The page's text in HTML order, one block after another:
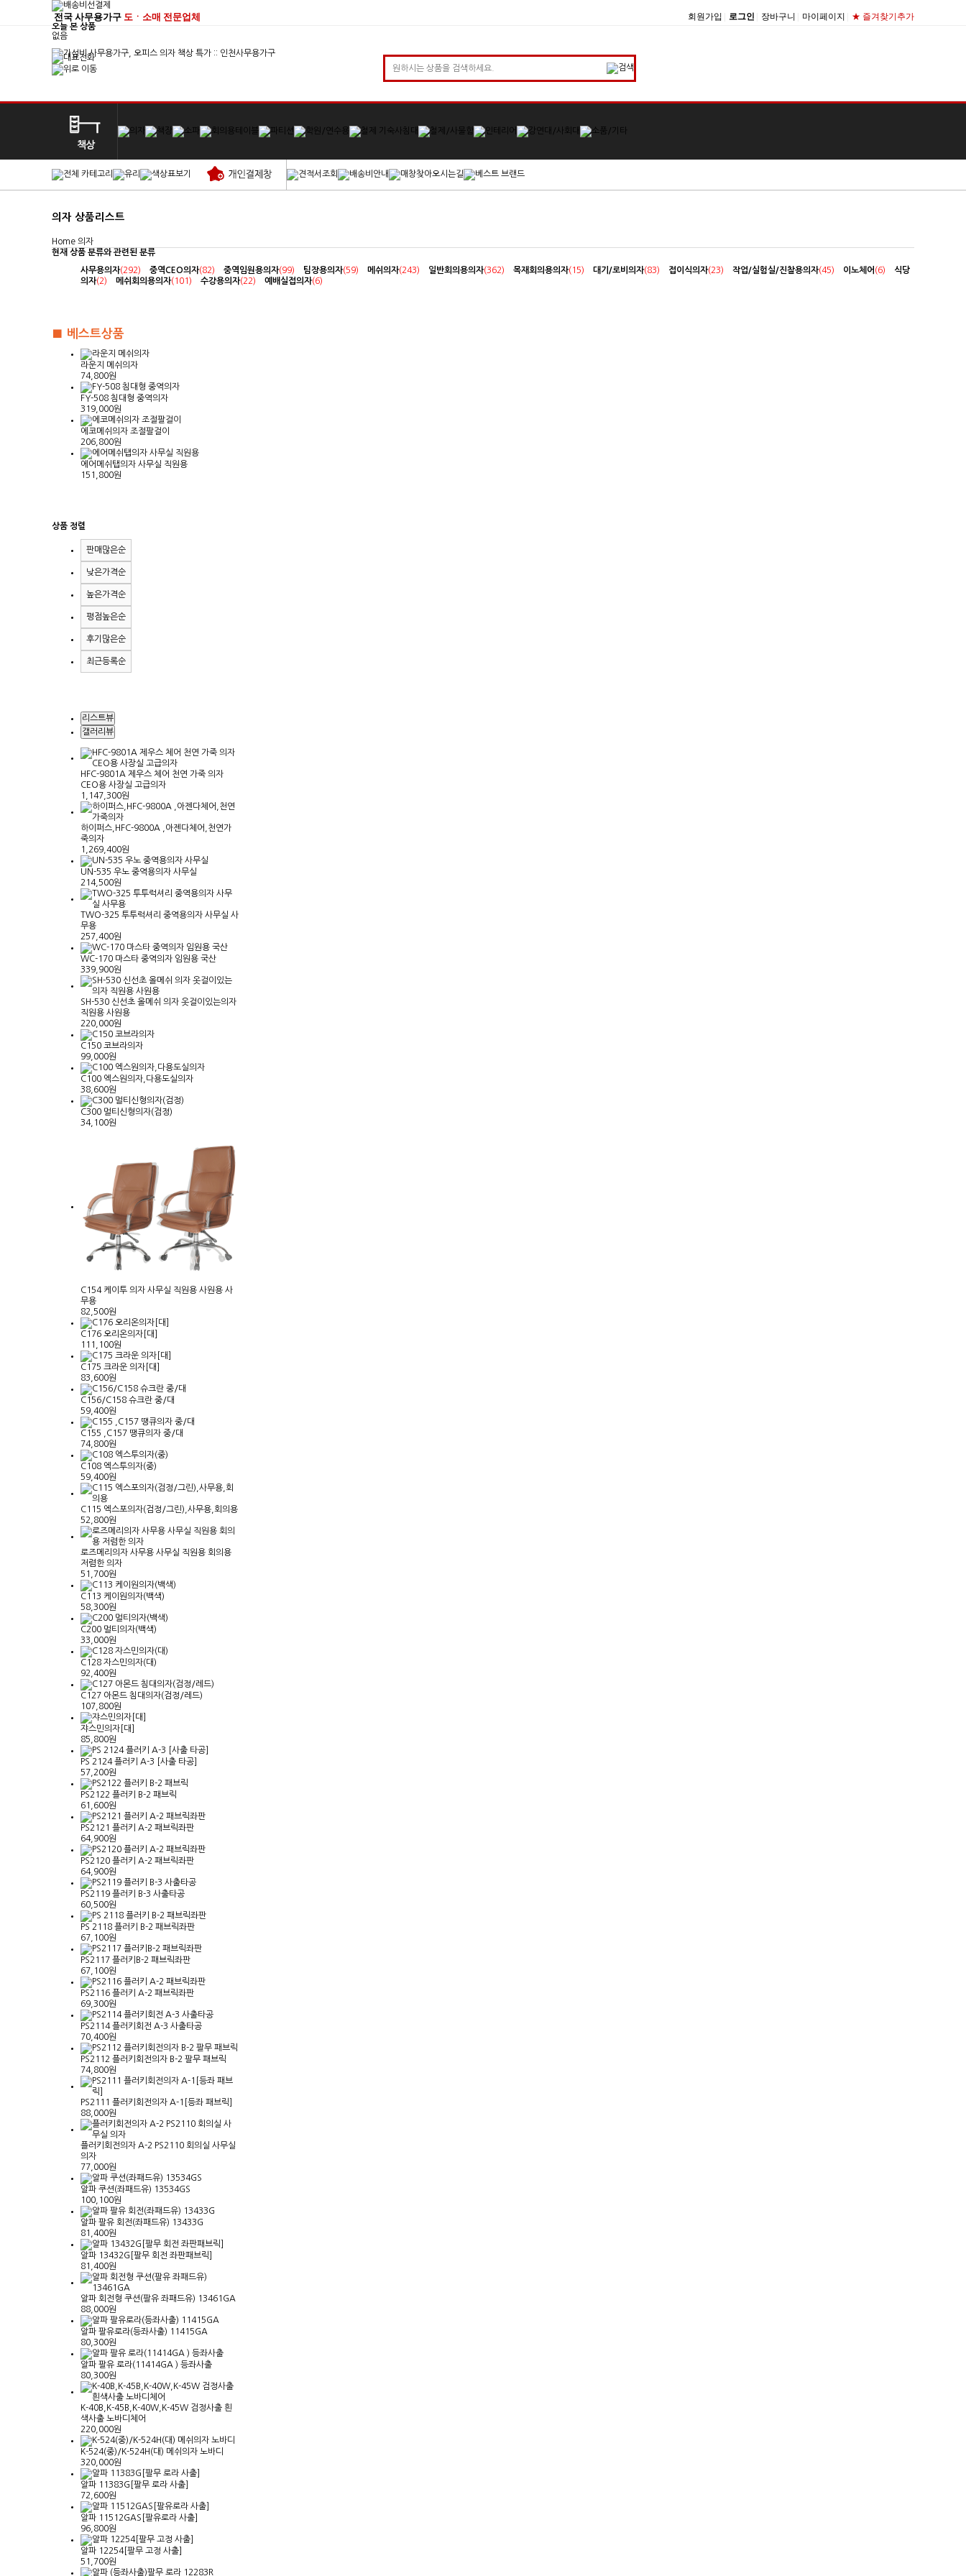
전국 사무용가구 도ㆍ소매 전문업체 회원가입 로그인 장바구니 마이페이지 ★ 즐겨찾기추가
오늘 본 상품
없음
의자 상품리스트
Home 의자
현재 상품 분류와 관련된 분류
사무용의자(292) 중역CEO의자(82) 중역임원용의자(99) 팀장용의자(59) 메쉬의자(243) 일반회의용의자(362) 목재회의용의자(15) 대기/로비의자(83) 접이식의자(23) 작업/실험실/진찰용의자(45) 이노체어 (6)
식당
의자(2) 메쉬회의용의자(101) 수강용의자(22) 예배실접의자(6)
■ 베스트상품
라운지 메쉬의자
74,800원
FY-508 침대형 중역의자
319,000원
에코메쉬의자 조절팔걸이
206,800원
에어메쉬탭의자 사무실 직원용
151,800원
상품 정렬
판매많은순
낮은가격순
높은가격순
평점높은순
후기많은순
최근등록순
리스트뷰
갤러리뷰
HFC-9801A 제우스 체어 천연 가죽 의자
CEO용 사장실 고급의자
1,147,300원
하이퍼스,HFC-9800A ,아젠다체어,천연가
죽의자
1,269,400원
UN-535 우노 중역용의자 사무실
214,500원
TWO-325 투투럭셔리 중역용의자 사무실 사
무용
257,400원
WC-170 마스타 중역의자 임원용 국산
339,900원
SH-530 신선초 올메쉬 의자 옷걸이있는의자
직원용 사원용
220,000원
C150 코브라의자
99,000원
C100 엑스원의자,다용도실의자
38,600원
C300 멀티신형의자(검정)
34,100원
C154 케이투 의자 사무실 직원용 사원용 사
무용
82,500원
C176 오리온의자[대]
111,100원
C175 크라운 의자[대]
83,600원
C156/C158 슈크란 중/대
59,400원
C155 ,C157 땡큐의자 중/대
74,800원
C108 엑스투의자(중)
59,400원
C115 엑스포의자(검정/그린),사무용,회의용
52,800원
로즈메리의자 사무용 사무실 직원용 회의용
저렴한 의자
51,700원
C113 케이원의자(백색)
58,300원
C200 멀티의자(백색)
33,000원
C128 자스민의자(대)
92,400원
C127 아몬드 침대의자(검정/레드)
107,800원
쟈스민의자[대]
85,800원
PS 2124 플러키 A-3 [사출 타공]
57,200원
PS2122 플러키 B-2 패브릭
61,600원
PS2121 플러키 A-2 패브릭좌판
64,900원
PS2120 플러키 A-2 패브릭좌판
64,900원
PS2119 플러키 B-3 사출타공
60,500원
PS 2118 플러키 B-2 패브릭좌판
67,100원
PS2117 플러키B-2 패브릭좌판
67,100원
PS2116 플러키 A-2 패브릭좌판
69,300원
PS2114 플러키회전 A-3 사출타공
70,400원
PS2112 플러키회전의자 B-2 팔무 패브릭
74,800원
PS2111 플러키회전의자 A-1[등좌 패브릭]
88,000원
플러키회전의자 A-2 PS2110 회의실 사무실
의자
77,000원
알파 쿠션(좌패드유) 13534GS
100,100원
알파 팔유 회전(좌패드유) 13433G
81,400원
알파 13432G[팔무 회전 좌판패브릭]
81,400원
알파 회전형 쿠션(팔유 좌패드유) 13461GA
88,000원
알파 팔유로라(등좌사출) 11415GA
80,300원
알파 팔유 로라(11414GA ) 등좌사출
80,300원
K-40B,K-45B,K-40W,K-45W 검정사출 흰
색사출 노바디체어
220,000원
K-524(중)/K-524H(대) 메쉬의자 노바디
320,000원
알파 11383G[팔무 로라 사출]
72,600원
알파 11512GAS[팔유로라 사출]
96,800원
알파 12254[팔무 고정 사출]
51,700원